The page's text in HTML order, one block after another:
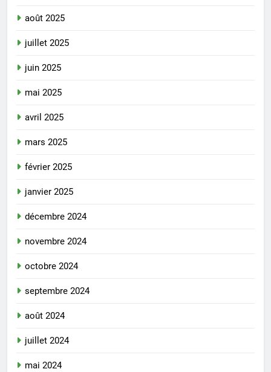
août 2025
juillet 2025
juin 2025
mai 2025
avril 2025
mars 2025
février 2025
janvier 2025
décembre 2024
novembre 2024
octobre 2024
septembre 2024
août 2024
juillet 2024
mai 2024